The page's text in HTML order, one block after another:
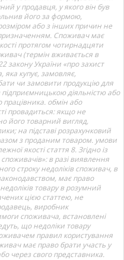
у продавця, у якого він був
його за формою,
або з інших причин не
Споживач має
протягом чотирнадцяти
(термін вживається в
закону України «про захист
яка купує, замовляє,
чи замовити продукцію для
діяльністю або
обмін або
провадиться: якщо не
його товарний вигляд,
на підставі розрахунковий
з проданим товаром. умови
якості стаття 8. Згідно із
в разі виявлення
строку недоліків споживач, в
має право
товару в розумний
цією статтею, не
виробник
споживача, встановлені
що недоліки товару
правил користування
має право брати участь у
через свого представника.